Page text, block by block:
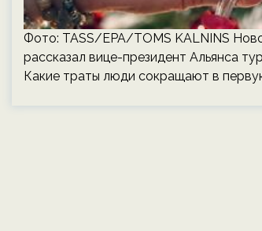
Фото: TASS/EPA/TOMS KALNINS
рассказал вице-президент Альянса
Какие траты люди сокращают в